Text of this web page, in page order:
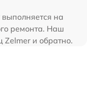
на
ремонта. Наш
Zelmer и обратно.